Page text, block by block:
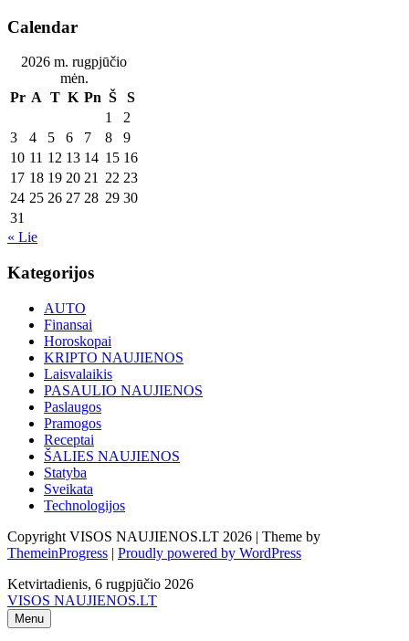
Calendar
2026 m. rugpjūčio
mėn.
Pr A T K Pn Š
S
1
2
3
4 5 6 7 8
9
10 11 12 13 14 15 16
17 18 19 20 21 22 23
24 25 26 27 28 29 30
31
« Lie
Kategorijos
AUTO
Finansai
Horoskopai
KRIPTO NAUJIENOS
Laisvalaikis
PASAULIO NAUJIENOS
Paslaugos
Pramogos
Receptai
ŠALIES NAUJIENOS
Statyba
Sveikata
Technologijos
Copyright VISOS NAUJIENOS.LT 2026 | Theme by
ThemeinProgress | Proudly powered by WordPress
Ketvirtadienis, 6 rugpjūčio 2026
VISOS NAUJIENOS.LT
Menu